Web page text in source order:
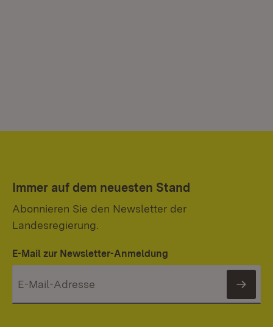
Immer auf dem neuesten Stand
Abonnieren Sie den Newsletter der
Landesregierung.
E-Mail zur Newsletter-Anmeldung